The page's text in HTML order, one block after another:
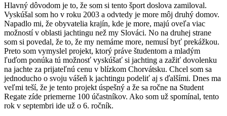
Hlavný dôvodom je to, že som si tento šport doslova zamiloval.
Vyskúšal som ho v roku 2003 a odvtedy je more môj druhý domov.
Napadlo mi, že obyvatelia krajín, kde je more, majú oveľa viac
možností v oblasti jachtingu než my Slováci. No na druhej strane
som si povedal, že to, že my nemáme more, nemusí byť prekážkou.
Preto som vymyslel projekt, ktorý práve študentom a mladým
ľuďom ponúka tú možnosť vyskúšať si jachting a zažiť dovolenku
na jachte za prijateľnú cenu v blízkom Chorvátsku. Chcel som sa
jednoducho o svoju vášeň k jachtingu podeliť aj s ďalšími. Dnes ma
veľmi teší, že je tento projekt úspešný a že sa ročne na Student
Regate zíde priemerne 100 účastníkov. Ako som už spomínal, tento
rok v septembri ide už o 6. ročník.